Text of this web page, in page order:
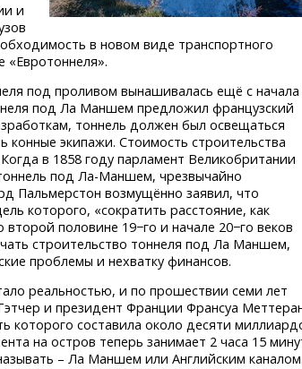
и
в новом виде транспортного
«Евротоннеля».
под проливом вынашивалась ещё с начала
под Ла Маншем предложил французский
тоннель должен был освещаться
экипажи. Стоимость строительства
в 1858 году парламент Великобритании
подЛа-Маншем, чрезвычайно
Пальмерстон возмущённо заявил, что
которого, «сократить расстояние, как
половине 19−го и начале 20−го веков
строительство тоннеля под Ла Маншем,
проблемы и нехватку финансов.
реальностью, и по прошествии семи лет
и президент Франции Франсуа
которого составила около десяти
на остров теперь занимает 2 часа 15
– Ла Маншем или Английским каналом.